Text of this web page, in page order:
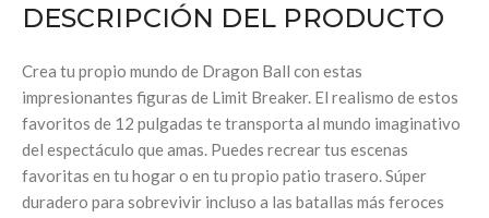
DESCRIPCIÓN DEL PRODUCTO
Crea tu propio mundo de Dragon Ball con estas
impresionantes figuras de Limit Breaker. El realismo de estos
favoritos de 12 pulgadas te transporta al mundo imaginativo
del espectáculo que amas. Puedes recrear tus escenas
favoritas en tu hogar o en tu propio patio trasero. Súper
duradero para sobrevivir incluso a las batallas más feroces